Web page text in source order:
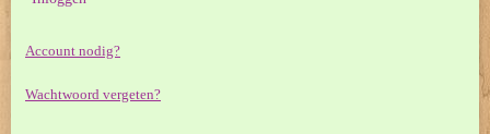
Account nodig?
Wachtwoord vergeten?